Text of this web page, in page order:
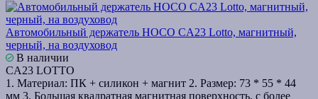
Автомобильный держатель HOCO CA23 Lotto, магнитный,
черный, на воздуховод
В наличии
CA23 LOTTO
1. Материал: ПК + силикон + магнит 2. Размер: 73 * 55 * 44
мм 3. Большая квадратная магнитная поверхность, с более